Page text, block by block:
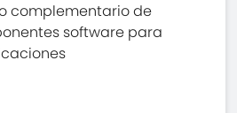
complementario de
software para